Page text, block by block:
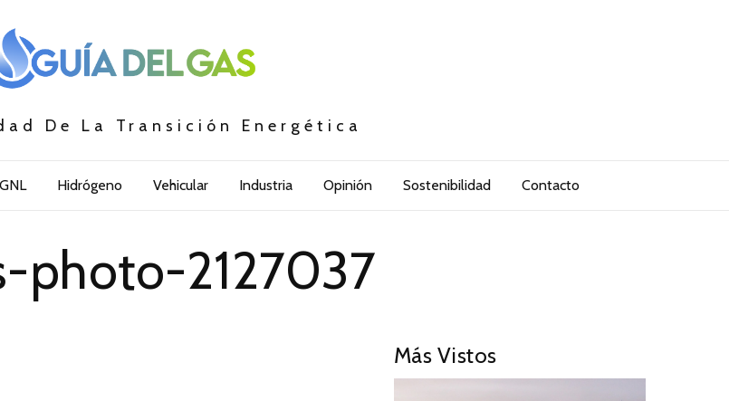
De La Transición Energética
GNL Hidrógeno Vehicular Industria Opinión Sostenibilidad Contacto
photo-2127037
Más Vistos